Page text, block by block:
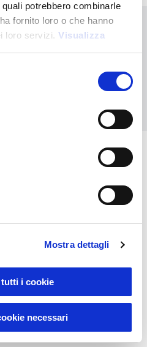
potrebbero combinarle
fornito loro o che hanno
loro servizi. Visualizza
Mostra dettagli
i cookie
necessari
lo que buscabas?
asistencia o haz tu pedido